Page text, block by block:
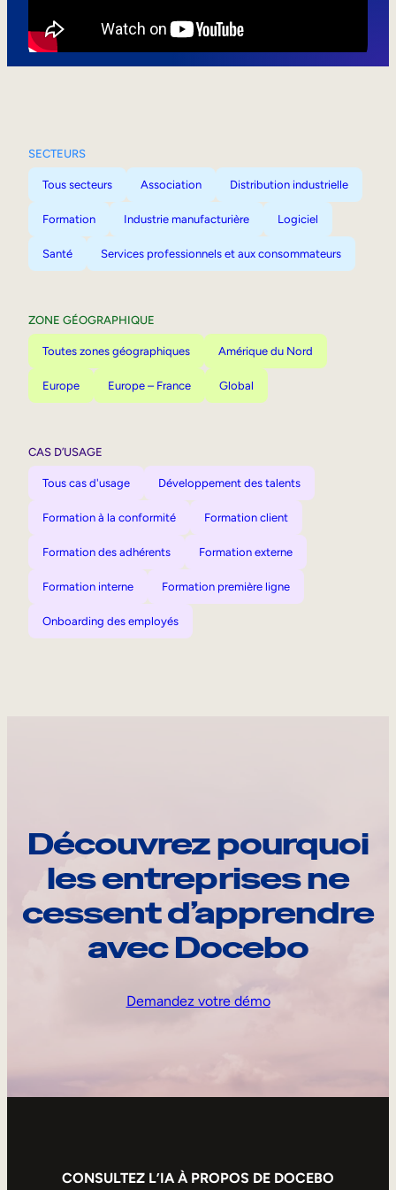
SECTEURS
Tous secteurs Association Distribution industrielle
Formation Industrie manufacturière Logiciel
Santé Services professionnels et aux consommateurs
ZONE GÉOGRAPHIQUE
Toutes zones géographiques Amérique du Nord
Europe Europe – France Global
CAS D’USAGE
Tous cas d'usage Développement des talents
Formation à la conformité Formation client
Formation des adhérents Formation externe
Formation interne Formation première ligne
Onboarding des employés
Découvrez pourquoi
les entreprises ne
cessent d’apprendre
avec Docebo
Demandez votre démo
CONSULTEZ L’IA À PROPOS DE DOCEBO